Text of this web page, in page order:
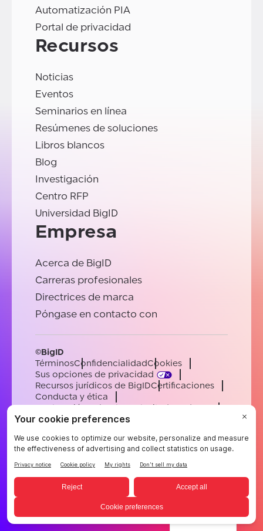
Automatización PIA
Portal de privacidad
Recursos
Noticias
Eventos
Seminarios en línea
Resúmenes de soluciones
Libros blancos
Blog
Investigación
Centro RFP
Universidad BigID
Empresa
Acerca de BigID
Carreras profesionales
Directrices de marca
Póngase en contacto con
©BigID
TérminosConfidencialidadCookies
Sus opciones de privacidad
Recursos jurídicos de BigIDCertificaciones
Conducta y ética
Declaración sobre la esclavitud moderna
SubprocesadoresAyuda
EnglishGermanFrenchSpanishPortuguese
Spanish